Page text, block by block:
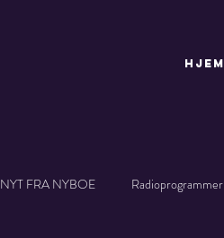
HJEM
NYT FRA NYBOE Radioprogrammer